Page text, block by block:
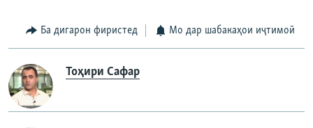
Ба дигарон фиристед Мо дар шабакаҳои иҷтимоӣ
Тоҳири Сафар